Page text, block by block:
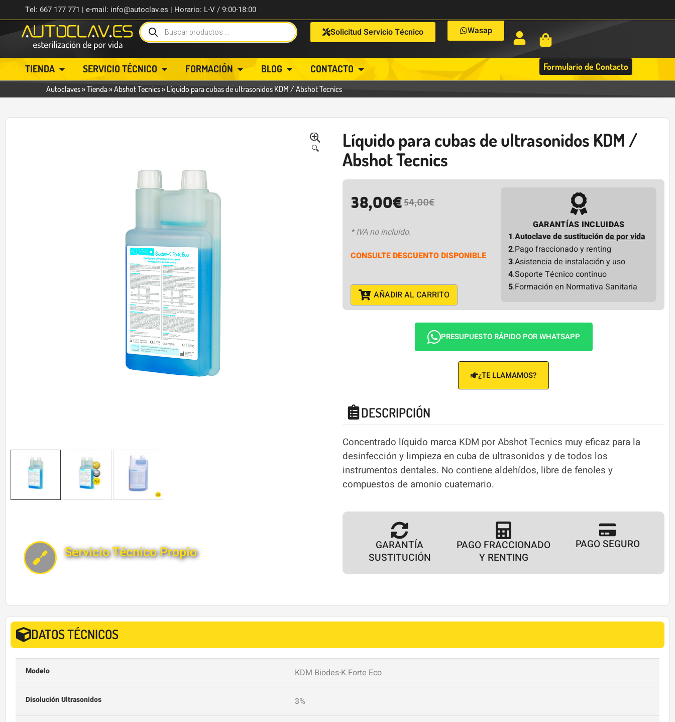
Tel: 667 177 771 | e-mail: info@autoclav.es | Horario: L-V / 9:00-18:00
Solicitud Servicio Técnico Wasap
TIENDA SERVICIO TÉCNICO FORMACIÓN BLOG CONTACTO Formulario de Contacto
Autoclaves»Tienda»Abshot Tecnics» Líquido para cubas de ultrasonidos KDM / Abshot Tecnics
🔍
Servicio Técnico Propio
Líquido para cubas de ultrasonidos KDM /
Abshot Tecnics
54,00€
38,00€
* IVA no incluido.
CONSULTE DESCUENTO DISPONIBLE
AÑADIR AL CARRITO
GARANTÍAS INCLUIDAS
1.Autoclave de sustituciónde por vida
2.Pago fraccionado y renting
3.Asistencia de instalación y uso
4.Soporte Técnico continuo
5.Formación en Normativa Sanitaria
PRESUPUESTO RÁPIDO POR WHATSAPP
¿TE LLAMAMOS?
DESCRIPCIÓN
Concentrado líquido marca KDM por Abshot Tecnics muy eficaz para la
desinfección y limpieza en cuba de ultrasonidos y de todos los
instrumentos dentales. No contiene aldehídos, libre de fenoles y
compuestos de amonio cuaternario.
GARANTÍA
SUSTITUCIÓN
PAGO FRACCIONADO
Y RENTING
PAGO SEGURO
DATOS TÉCNICOS
Modelo KDM Biodes-K Forte Eco
Disolución Ultrasonidos 3%